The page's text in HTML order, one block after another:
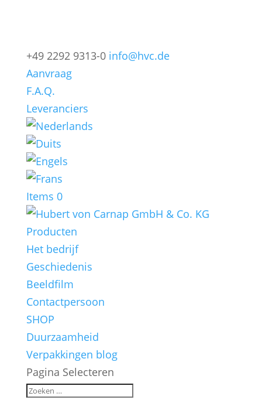
+49 2292 9313-0 info@hvc.de
Aanvraag
F.A.Q.
Leveranciers
Items 0
Producten
Het bedrijf
Geschiedenis
Beeldfilm
Contactpersoon
SHOP
Duurzaamheid
Verpakkingen blog
Pagina Selecteren